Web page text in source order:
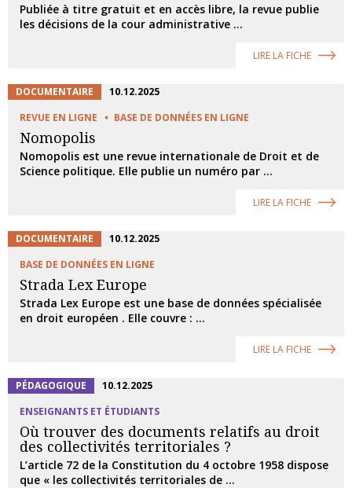
Publiée à titre gratuit et en accès libre, la revue publie
les décisions de la cour administrative ...
LIRE LA FICHE
DOCUMENTAIRE
10.12.2025
REVUE EN LIGNE
BASE DE DONNÉES EN LIGNE
Nomopolis
Nomopolis est une revue internationale de Droit et de
Science politique. Elle publie un numéro par ...
LIRE LA FICHE
DOCUMENTAIRE
10.12.2025
BASE DE DONNÉES EN LIGNE
Strada Lex Europe
Strada Lex Europe est une base de données spécialisée
en droit européen . Elle couvre : ...
LIRE LA FICHE
PÉDAGOGIQUE
10.12.2025
ENSEIGNANTS ET ÉTUDIANTS
Où trouver des documents relatifs au droit
des collectivités territoriales ?
L’article 72 de la Constitution du 4 octobre 1958 dispose
que « les collectivités territoriales de ...